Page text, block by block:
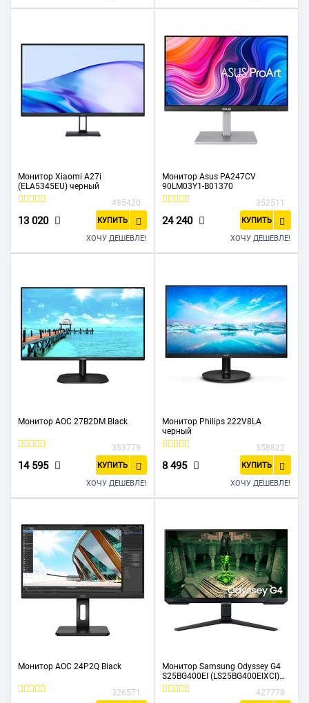
Монитор Xiaomi A27i
(ELA5345EU) черный
495420
13 020 КУПИТЬ
ХОЧУ ДЕШЕВЛЕ!
Монитор Asus PA247CV
90LM03Y1-B01370
352511
24 240 КУПИТЬ
ХОЧУ ДЕШЕВЛЕ!
Монитор AOC 27B2DM Black
353779
14 595 КУПИТЬ
ХОЧУ ДЕШЕВЛЕ!
Монитор Philips 222V8LA
черный
358822
8 495 КУПИТЬ
ХОЧУ ДЕШЕВЛЕ!
Монитор AOC 24P2Q Black
326571
Монитор Samsung Odyssey G4
S25BG400EI (LS25BG400EIXCI)
черный
427778